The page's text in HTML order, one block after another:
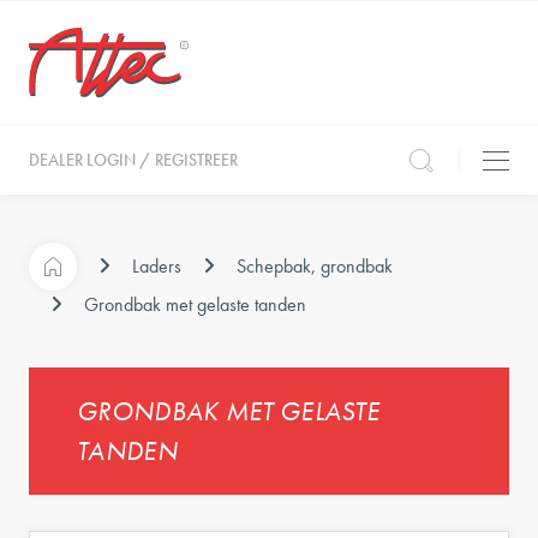
DEALER LOGIN / REGISTREER
Laders
Schepbak, grondbak
Grondbak met gelaste tanden
GRONDBAK MET GELASTE
TANDEN